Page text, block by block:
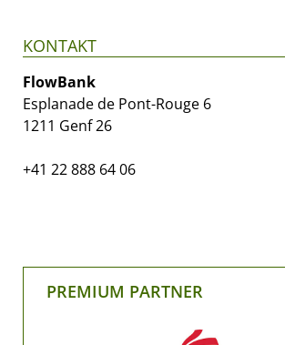
KONTAKT
FlowBank
Esplanade de Pont-Rouge 6
1211 Genf 26
+41 22 888 64 06
PREMIUM PARTNER